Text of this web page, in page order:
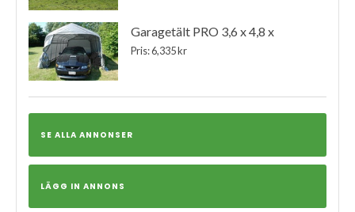
Garagetält PRO 3,6 x 4,8 x
Pris: 6,335 kr
SE ALLA ANNONSER
LÄGG IN ANNONS